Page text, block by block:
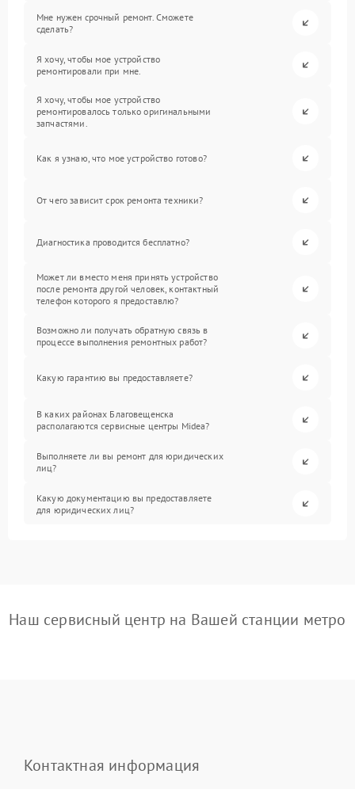
Мне нужен срочный ремонт. Сможете
сделать?
Я хочу, чтобы мое устройство
ремонтировали при мне.
Я хочу, чтобы мое устройство
ремонтировалось только оригинальными
запчастями.
Как я узнаю, что мое устройство готово?
От чего зависит срок ремонта техники?
Диагностика проводится бесплатно?
Может ли вместо меня принять устройство
после ремонта другой человек, контактный
телефон которого я предоставлю?
Возможно ли получать обратную связь в
процессе выполнения ремонтных работ?
Какую гарантию вы предоставляете?
В каких районах Благовещенска
располагаются сервисные центры Midea?
Выполняете ли вы ремонт для юридических
лиц?
Какую документацию вы предоставляете
для юридических лиц?
Наш сервисный центр на Вашей станции метро
Контактная информация